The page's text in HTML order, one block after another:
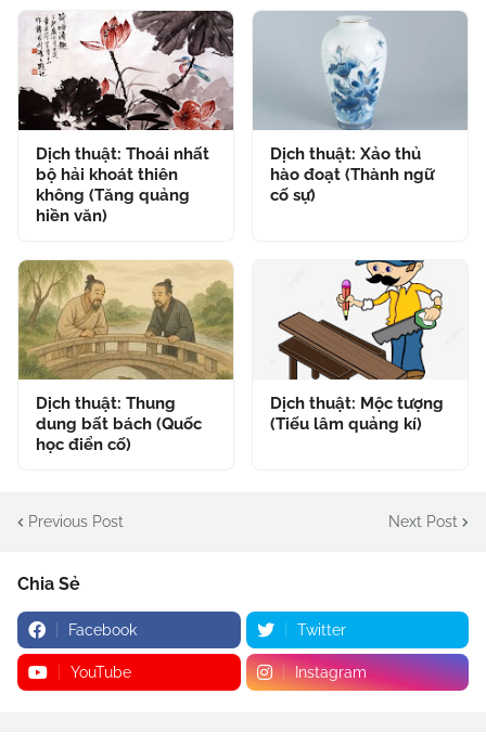
Dịch thuật: Thoái nhất
bộ hải khoát thiên
không (Tăng quảng
hiền văn)
Dịch thuật: Xảo thủ
hào đoạt (Thành ngữ
cố sự)
Dịch thuật: Thung
dung bất bách (Quốc
học điển cố)
Dịch thuật: Mộc tượng
(Tiếu lâm quảng kí)
Previous Post Next Post
Chia Sẻ
Facebook Twitter
YouTube Instagram